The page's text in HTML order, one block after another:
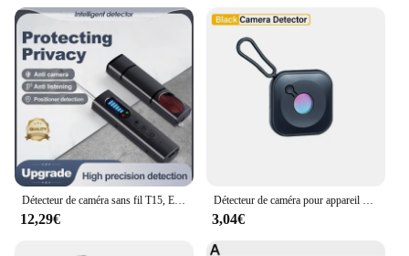
Détecteur de caméra sans fil T15, EAU infrarouge, détecteur anti-localisation, formateur de recherche GPS professionnel, protection de sécurité
12,29€
Détecteur de caméra pour appareil photo GNE, portable, sténopé, maison intelligente, poignées d'objectif, gadget protected, protection de sécurité anti-espionnage, détecteur candidat
3,04€